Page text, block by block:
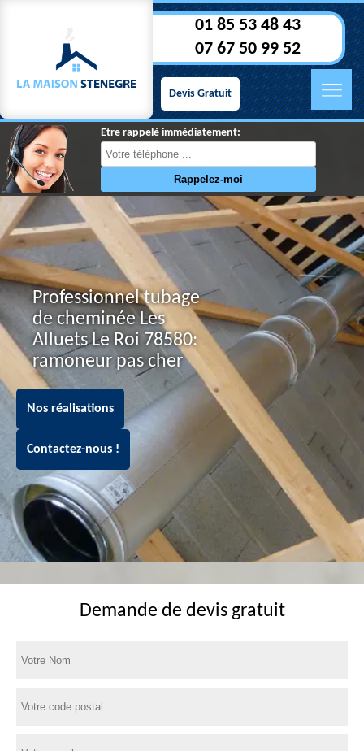
01 85 53 48 43
07 67 50 99 52
Devis Gratuit
Etre rappelé immédiatement:
Professionnel tubage
de cheminée Les
Alluets Le Roi 78580:
ramoneur pas cher
Nos réalisations
Contactez-nous !
Demande de devis gratuit